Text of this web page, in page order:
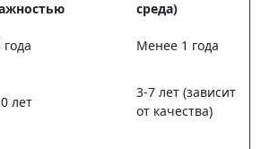
среда)
года Менее 1 года
лет
3-7 лет (зависит
от качества)